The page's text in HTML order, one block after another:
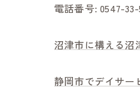
電話番号:0547-33-
沼津市に構える沼
静岡市でデイサー